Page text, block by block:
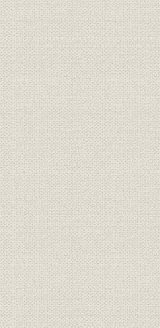
財務・業績
従業員
関係会社
組織;関係会社
設備
沿革
社歌